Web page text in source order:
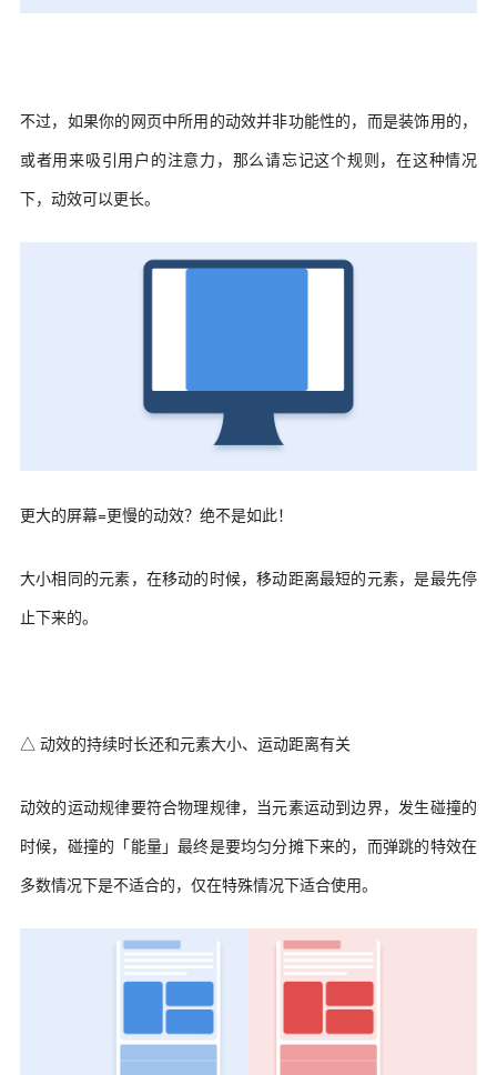
不过，如果你的网页中所用的动效并非功能性的，而是装饰用的，
或者用来吸引用户的注意力，那么请忘记这个规则，在这种情况
下，动效可以更长。
更大的屏幕=更慢的动效？绝不是如此！
大小相同的元素，在移动的时候，移动距离最短的元素，是最先停
止下来的。
△ 动效的持续时长还和元素大小、运动距离有关
动效的运动规律要符合物理规律，当元素运动到边界，发生碰撞的
时候，碰撞的「能量」最终是要均匀分摊下来的，而弹跳的特效在
多数情况下是不适合的，仅在特殊情况下适合使用。